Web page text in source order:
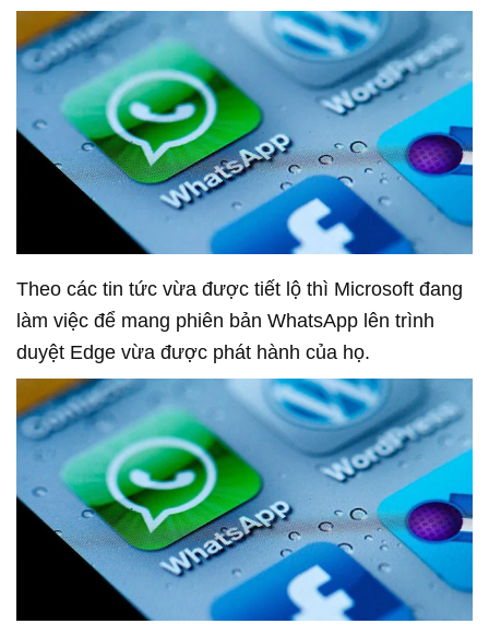
Theo các tin tức vừa được tiết lộ thì Microsoft đang
làm việc để mang phiên bản WhatsApp lên trình
duyệt Edge vừa được phát hành của họ.